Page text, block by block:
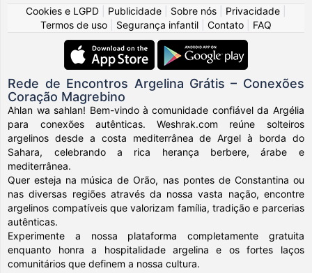
Cookies e LGPD
Publicidade Sobre nós Privacidade
Termos de uso
Segurança infantil Contato FAQ
Rede de Encontros Argelina Grátis – Conexões
Coração Magrebino
Ahlan wa sahlan! Bem-vindo à comunidade confiável da Argélia
para conexões autênticas. Weshrak.com reúne solteiros
argelinos desde a costa mediterrânea de Argel à borda do
Sahara, celebrando a rica herança berbere, árabe e
mediterrânea.
Quer esteja na música de Orão, nas pontes de Constantina ou
nas diversas regiões através da nossa vasta nação, encontre
argelinos compatíveis que valorizam família, tradição e parcerias
autênticas.
Experimente a nossa plataforma completamente gratuita
enquanto honra a hospitalidade argelina e os fortes laços
comunitários que definem a nossa cultura.